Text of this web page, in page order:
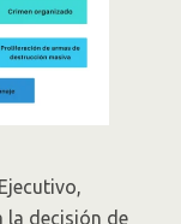
la decisión de